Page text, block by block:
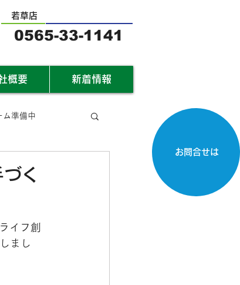
お問合せは
若草店
0565-33-1141
概要 新着情報
ム準備中
く
イフ創
まし